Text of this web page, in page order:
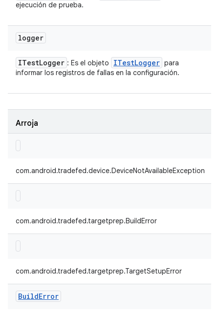
ejecución de prueba.
logger
ITestLogger : Es el objeto ITestLogger para
informar los registros de fallas en la configuración.
Arroja
com.android.tradefed.device.DeviceNotAvailableException
com.android.tradefed.targetprep.BuildError
com.android.tradefed.targetprep.TargetSetupError
BuildError